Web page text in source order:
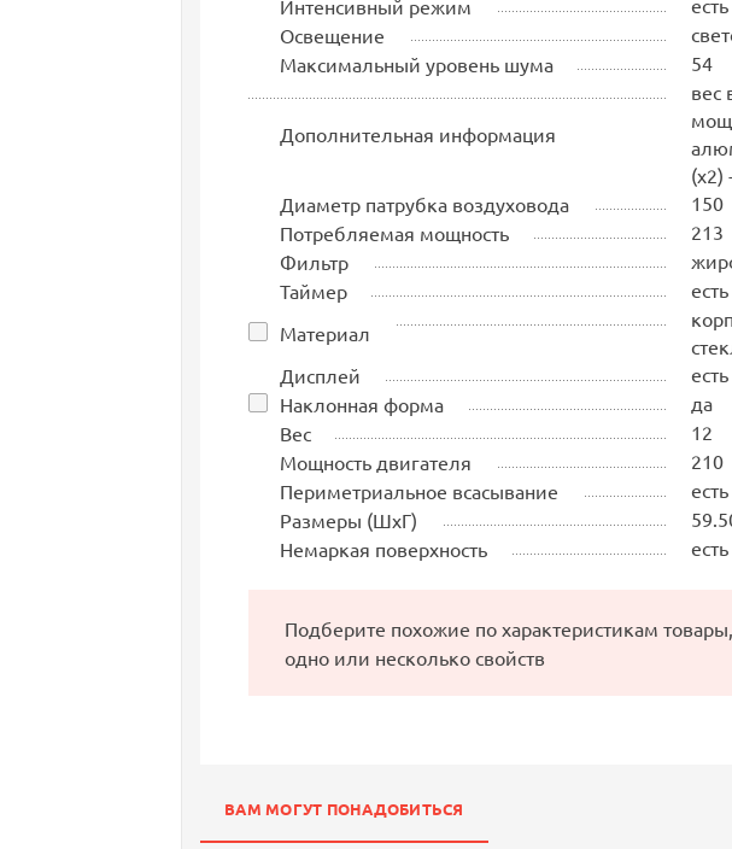
Интенсивный режим
Освещение
Максимальный уровень шума
54
Дополнительная информация
вес
(х2)
Диаметр патрубка воздуховода
150
Потребляемая мощность
213
Фильтр
Таймер
есть
Материал
Дисплей
есть
Наклонная форма
да
Вес
12
Мощность двигателя
210
Периметриальное всасывание
есть
Размеры (ШхГ)
Немаркая поверхность
есть
Подберите похожие по характеристикам
одно или несколько свойств
ВАМ МОГУТ ПОНАДОБИТЬСЯ